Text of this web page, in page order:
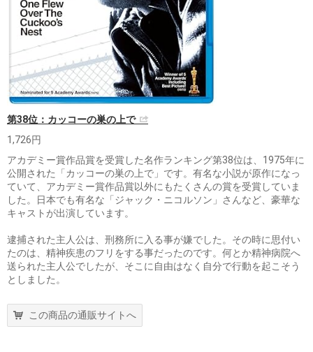
第38位：カッコーの巣の上で
1,726円
アカデミー賞作品賞を受賞した名作ランキング第38位は、1975年に
公開された「カッコーの巣の上で」です。有名な小説が原作になっ
ていて、アカデミー賞作品賞以外にもたくさんの賞を受賞していま
した。日本でも有名な「ジャック・ニコルソン」さんなど、豪華な
キャストが出演しています。
逮捕された主人公は、刑務所に入る事が嫌でした。その時に思付い
たのは、精神疾患のフリをする事だったのです。何とか精神病院へ
送られた主人公でしたが、そこに自由はなく自分で行動を起こそう
としました。
この商品の通販サイトへ